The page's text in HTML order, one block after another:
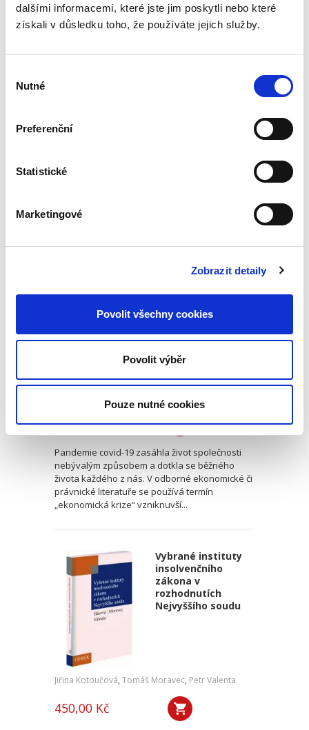
dalšími informacemi, které jste jim poskytli nebo které
získali v důsledku toho, že používáte jejich služby.
souhlasu
Nutné
Preferenční
Statistické
Marketingové
Zobrazit detaily
Povolit všechny cookies
Povolit výběr
Pouze nutné cookies
Tato monografie přináší ucelený pohled na
aktuálního, uceleného a srozumitelného
přehledu evropských předpisů...
Covid-19 a
Otázky a odpovědi
290,00 Kč
Pandemie covid-19 zasáhla život společnosti
nebývalým způsobem a dotkla se běžného
života každého z nás. V odborné ekonomické či
právnické literatuře se používá termín
„ekonomická krize“ vzniknuvší...
Vybrané instituty
insolvenčního
zákona v
rozhodnutích
Nejvyššího soudu
Jiřina Kotoučová, Tomáš Moravec, Petr Valenta
450,00 Kč